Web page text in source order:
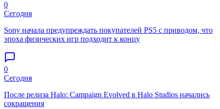
0
Сегодня
Sony начала предупреждать покупателей PS5 с приводом, что
эпоха физических игр подходит к концу
0
Сегодня
После релиза Halo: Campaign Evolved в Halo Studios начались
сокращения